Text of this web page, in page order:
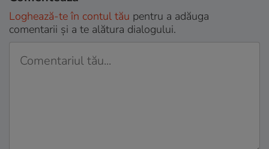
Loghează-te în contul tău pentru a adăuga
comentarii și a te alătura dialogului.